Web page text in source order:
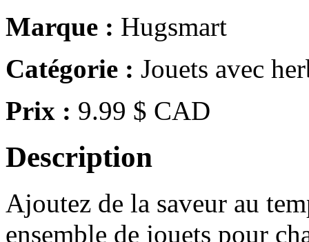
Marque : Hugsmart
Catégorie : Jouets avec
Prix : 9.99 $ CAD
Description
Ajoutez de la saveur au
ensemble de jouets pour